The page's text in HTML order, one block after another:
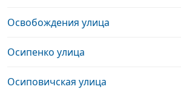
Освобождения улица
Осипенко улица
Осиповичская улица